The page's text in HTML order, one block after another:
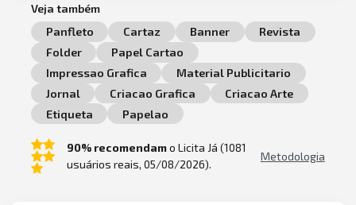
Veja também
Panfleto
Cartaz Banner
Revista
Folder
Papel Cartao
Impressao Grafica
Material Publicitario
Jornal
Criacao Grafica
Criacao Arte
Etiqueta
Papelao
90% recomendamo Licita Já (1081
usuários reais, 05/08/2026).
Metodologia